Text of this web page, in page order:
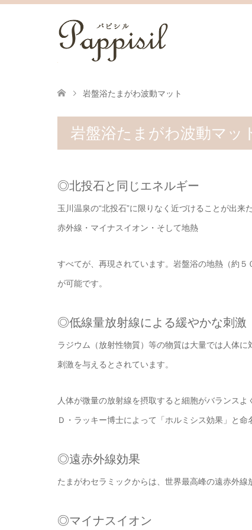
岩盤浴たまがわ波動マット
岩盤浴たまがわ波動マッ
◎北投石と同じエネルギー
玉川温泉の“北投石”に限りなく近づけることが出
赤外線・マイナスイオン・そして地熱
すべてが、再現されています。岩盤浴の地熱（約
が可能です。
◎低線量放射線による緩やかな刺激
ラジウム（放射性物質）等の物質は大量では人体
刺激を与えるとされています。
人体が微量の放射線を摂取すると細胞がバランス
Ｄ・ラッキー博士によって「ホルミシス効果」と命
◎遠赤外線効果
たまがわセラミックからは、世界最高峰の遠赤外
◎マイナスイオン